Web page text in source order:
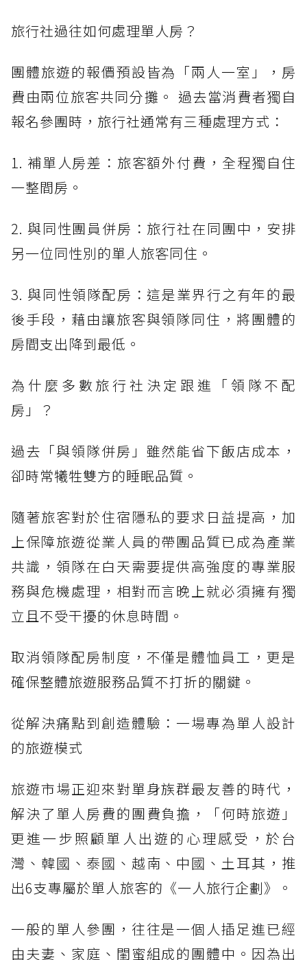
旅行社過往如何處理單人房？
團體旅遊的報價預設皆為「兩人一室」，房
費由兩位旅客共同分攤。 過去當消費者獨自
報名參團時，旅行社通常有三種處理方式：
1. 補單人房差：旅客額外付費，全程獨自住
一整間房。
2. 與同性團員併房：旅行社在同團中，安排
另一位同性別的單人旅客同住。
3. 與同性領隊配房：這是業界行之有年的最
後手段，藉由讓旅客與領隊同住，將團體的
房間支出降到最低。
為什麼多數旅行社決定跟進「領隊不配
房」？
過去「與領隊併房」雖然能省下飯店成本，
卻時常犧牲雙方的睡眠品質。
隨著旅客對於住宿隱私的要求日益提高，加
上保障旅遊從業人員的帶團品質已成為產業
共識，領隊在白天需要提供高強度的專業服
務與危機處理，相對而言晚上就必須擁有獨
立且不受干擾的休息時間。
取消領隊配房制度，不僅是體恤員工，更是
確保整體旅遊服務品質不打折的關鍵。
從解決痛點到創造體驗：一場專為單人設計
的旅遊模式
旅遊市場正迎來對單身族群最友善的時代，
解決了單人房費的團費負擔，「何時旅遊」
更進一步照顧單人出遊的心理感受，於台
灣、韓國、泰國、越南、中國、土耳其，推
出6支專屬於單人旅客的《一人旅行企劃》。
一般的單人參團，往往是一個人插足進已經
由夫妻、家庭、閨蜜組成的團體中。因為出